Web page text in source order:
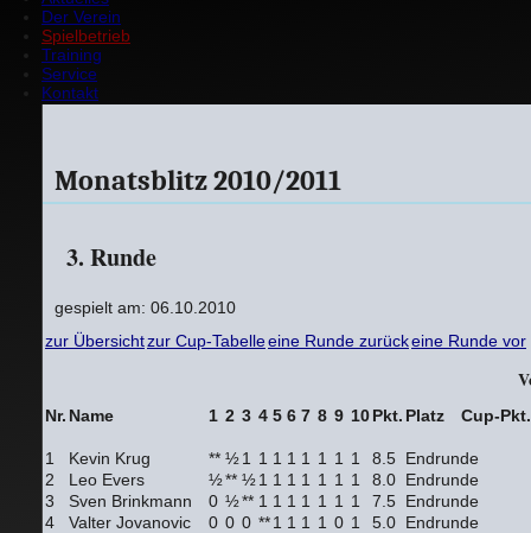
Der Verein
Spielbetrieb
Training
Service
Kontakt
Monatsblitz 2010/2011
3. Runde
gespielt am: 06.10.2010
zur Übersichtzur Cup-Tabelleeine Runde zurückeine Runde vor
Nr. Name 1 2 3 4 5 6 7 8 9 10Pkt. Platz Cup-Pkt.
1 Kevin Krug ** ½1 1 1 1 1 1 1 1 8.5 Endrunde
2
Leo Evers ½** ½1 1 1 1 1 1 1 8.0 Endrunde
3
Sven Brinkmann 0 ½** 1 1 1 1 1 1 1 7.5 Endrunde
4
Valter Jovanovic 0 0 0 **1 1 1 1 0 1 5.0 Endrunde